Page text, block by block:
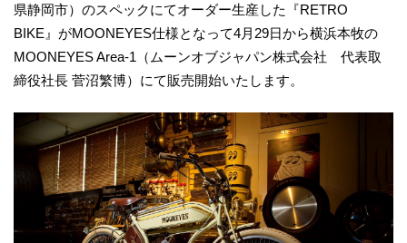
県静岡市）のスペックにてオーダー生産した『RETRO
BIKE』がMOONEYES仕様となって4月29日から横浜本牧の
MOONEYES Area-1（ムーンオブジャパン株式会社 代表取
締役社長 菅沼繁博）にて販売開始いたします。